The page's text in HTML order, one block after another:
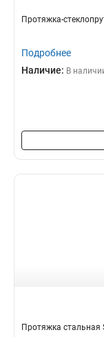
Протяжка-
Подробнее
Наличие: В
Протяжка стальная